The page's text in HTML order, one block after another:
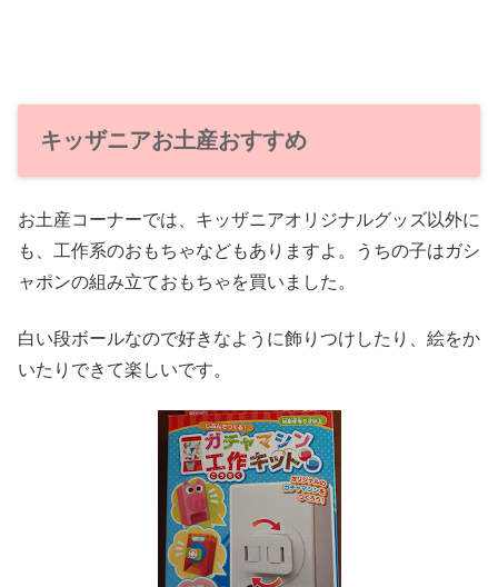
キッザニアお土産おすすめ
お土産コーナーでは、キッザニアオリジナルグッズ以外に
も、工作系のおもちゃなどもありますよ。うちの子はガシ
ャポンの組み立ておもちゃを買いました。
白い段ボールなので好きなように飾りつけしたり、絵をか
いたりできて楽しいです。